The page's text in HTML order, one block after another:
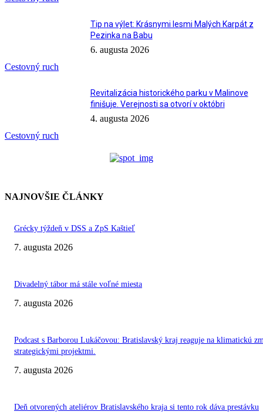
Cestovný ruch
Tip na výlet: Krásnymi lesmi Malých Karpát z
Pezinka na Babu
6. augusta 2026
Cestovný ruch
Revitalizácia historického parku v Malinove
finišuje. Verejnosti sa otvorí v októbri
4. augusta 2026
NAJNOVŠIE ČLÁNKY
Grécky týždeň v DSS a ZpS Kaštieľ
7. augusta 2026
Divadelný tábor má stále voľné miesta
7. augusta 2026
Podcast s Barborou Lukáčovou: Bratislavský kraj reaguje na klimatickú
strategickými projektmi.
7. augusta 2026
Deň otvorených ateliérov Bratislavského kraja si tento rok dáva prestávku